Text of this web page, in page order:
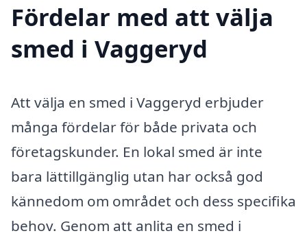
Fördelar med att välja
smed i Vaggeryd
Att välja en smed i Vaggeryd erbjuder
många fördelar för både privata och
företagskunder. En lokal smed är inte
bara lättillgänglig utan har också god
kännedom om området och dess specifika
behov. Genom att anlita en smed i